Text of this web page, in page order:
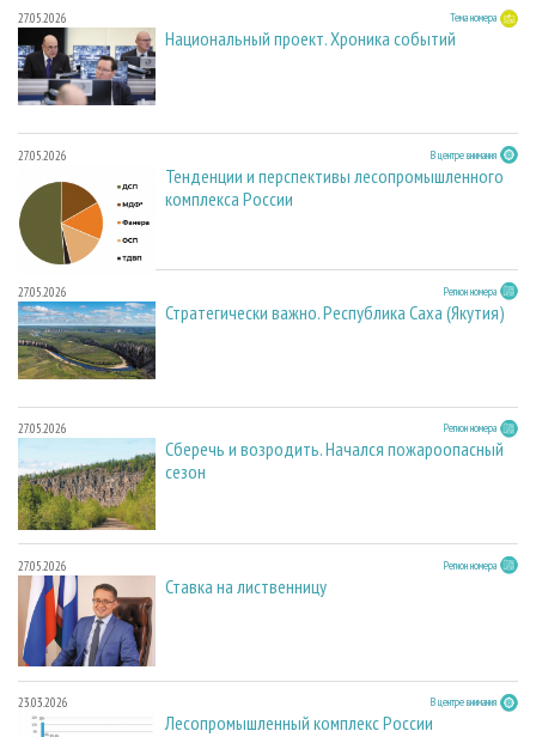
27.05.2026 Тема номера
Национальный проект. Хроника событий
27.05.2026 В центре внимания
Тенденции и перспективы лесопромышленного
комплекса России
27.05.2026 Регион номера
Стратегически важно. Республика Саха (Якутия)
27.05.2026 Регион номера
Сберечь и возродить. Начался пожароопасный
сезон
27.05.2026 Регион номера
Ставка на лиственницу
23.03.2026 В центре внимания
Лесопромышленный комплекс России